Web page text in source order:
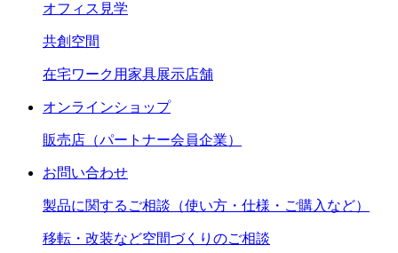
オフィス見学
共創空間
在宅ワーク用家具展示店舗
オンラインショップ
販売店（パートナー会員企業）
お問い合わせ
製品に関するご相談（使い方・仕様・ご購入など）
移転・改装など空間づくりのご相談